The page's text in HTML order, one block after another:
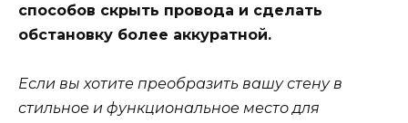
способов скрыть провода и сделать
обстановку более аккуратной.
Если вы хотите преобразить вашу стену в
стильное и функциональное место для